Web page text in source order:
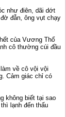
như điên, dãi dớt
đẫn, ông vụt chạy
của Vương Thổ
cô thường cúi đầu
về cô vội vội
Cảm giác chỉ có
không biết tại sao
lạnh đến thấu